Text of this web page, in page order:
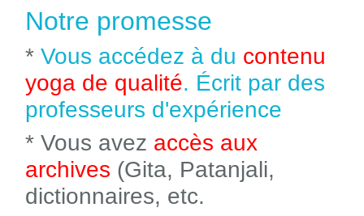
Notre promesse
* Vous accédez à du contenu
yoga de qualité. Écrit par des
professeurs d'expérience
* Vous avez accès aux
archives (Gita, Patanjali,
dictionnaires, etc.